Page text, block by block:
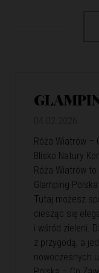
Róża Wiatrów –
Blisko Natury
Róża Wiatrów
Glamping
Tutaj możesz
ciesząc się
i wśród zieleni.
z przygodą, a
nowoczesnych